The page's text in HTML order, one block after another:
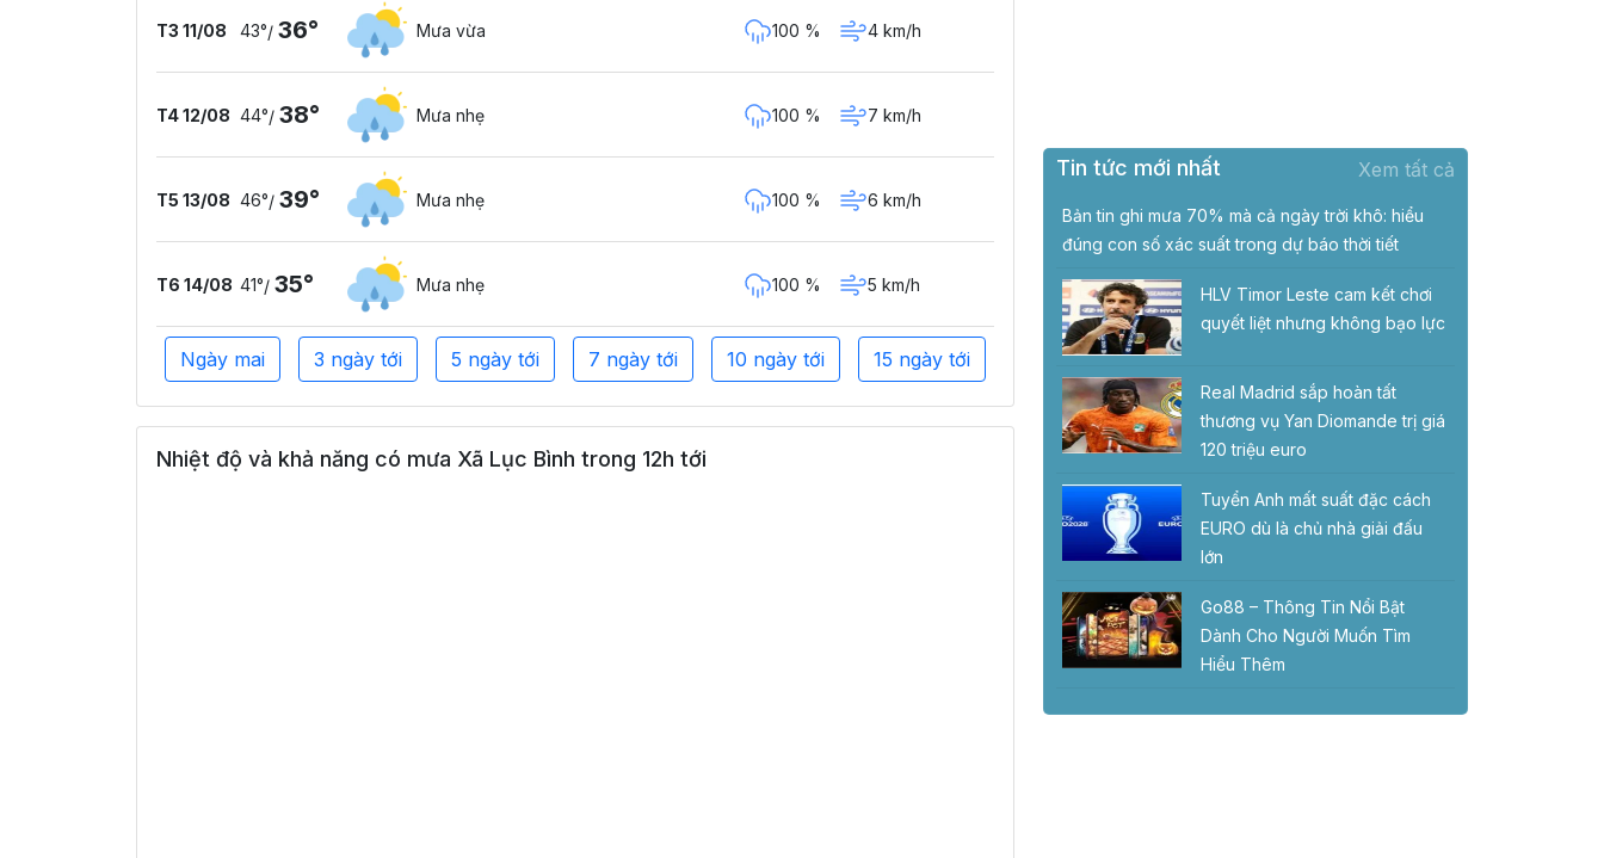
T3 11/08 43°/ 36° Mưa vừa 100 % 4 km/h
T4 12/08 44°/ 38° Mưa nhẹ 100 % 7 km/h
T5 13/08 46°/ 39° Mưa nhẹ 100 % 6 km/h
T6 14/08 41°/ 35° Mưa nhẹ 100 % 5 km/h
Ngày mai 3 ngày tới 5 ngày tới 7 ngày tới 10 ngày tới 15 ngày tới
Nhiệt độ và khả năng có mưa Xã Lục Bình trong 12h tới
Tin tức mới nhất Xem tất cả
Bản tin ghi mưa 70% mà cả ngày trời khô: hiểu
đúng con số xác suất trong dự báo thời tiết
HLV Timor Leste cam kết chơi
quyết liệt nhưng không bạo lực
Real Madrid sắp hoàn tất
thương vụ Yan Diomande trị giá
120 triệu euro
Tuyển Anh mất suất đặc cách
EURO dù là chủ nhà giải đấu
lớn
Go88 – Thông Tin Nổi Bật
Dành Cho Người Muốn Tìm
Hiểu Thêm